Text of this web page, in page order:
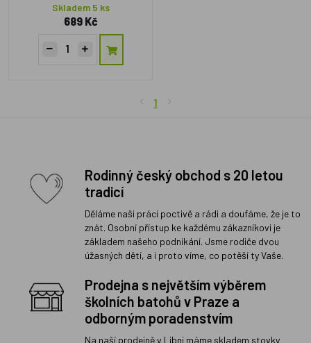
Skladem 5 ks
689 Kč
1
Rodinný český obchod s 20 letou
tradicí
Děláme naši práci poctivě a rádi a doufáme, že je to
znát. Osobní přístup ke každému zákazníkovi je
základem našeho podnikání. Jsme rodiče dvou
úžasných dětí, a i proto víme, co potěší ty Vaše.
Prodejna s největším výběrem
školních batohů v Praze a
odborným poradenstvím
Na naší prodejně v Libni máme skladem stovky